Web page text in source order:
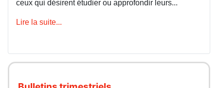
ceux qui désirent étudier ou approfondir leurs...
Lire la suite...